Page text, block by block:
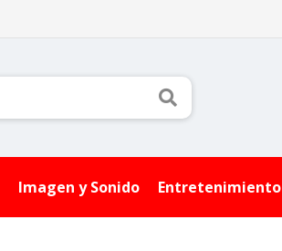
Imagen y Sonido Entretenimiento